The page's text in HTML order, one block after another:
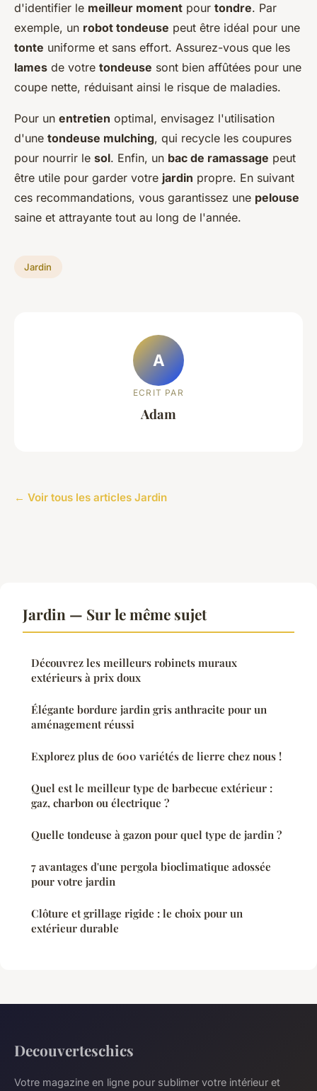
d'identifier le meilleur moment pour tondre. Par
exemple, un robot tondeuse peut être idéal pour une
tonte uniforme et sans effort. Assurez-vous que les
lames de votre tondeuse sont bien affûtées pour une
coupe nette, réduisant ainsi le risque de maladies.
Pour un entretien optimal, envisagez l'utilisation
d'une tondeuse mulching, qui recycle les coupures
pour nourrir le sol. Enfin, un bac de ramassage peut
être utile pour garder votre jardin propre. En suivant
ces recommandations, vous garantissez une pelouse
saine et attrayante tout au long de l'année.
Jardin
A
ECRIT PAR
Adam
← Voir tous les articles Jardin
Jardin — Sur le même sujet
Découvrez les meilleurs robinets muraux
extérieurs à prix doux
Élégante bordure jardin gris anthracite pour un
aménagement réussi
Explorez plus de 600 variétés de lierre chez nous !
Quel est le meilleur type de barbecue extérieur :
gaz, charbon ou électrique ?
Quelle tondeuse à gazon pour quel type de jardin ?
7 avantages d'une pergola bioclimatique adossée
pour votre jardin
Clôture et grillage rigide : le choix pour un
extérieur durable
Decouverteschics
Votre magazine en ligne pour sublimer votre intérieur et